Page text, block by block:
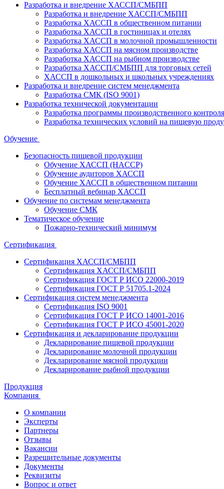
Разработка и внедрение ХАССП/СМБПП
Разработка и внедрение ХАССП/СМБПП
Разработка ХАССП в общественном питании
Разработка ХАССП в гостиницах и отелях
Разработка ХАССП в молочной промышленности
Разработка ХАССП на мясном производстве
Разработка ХАССП на рыбном производстве
Разработка ХАССП/СМБПП для торговых сетей
ХАССП в дошкольных и школьных учреждениях
Разработка и внедрение систем менеджмента
Разработка СМК (ISO 9001)
Разработка технической документации
Разработка программы производственного
Разработка технических условий на пищевую
Обучение
Безопасность пищевой продукции
Обучение ХАССП (HACCP)
Обучение аудиторов ХАССП
Обучение ХАССП в общественном питании
Бесплатный вебинар ХАССП
Обучение по системам менеджмента
Обучение СМК
Тематическое обучение
Пожарно-технический минимум
Сертификация
Сертификация ХАССП/СМБПП
Сертификация ХАССП/СМБПП
Сертификация ГОСТ Р ИСО 22000-2019
Сертификация ГОСТ Р 51705.1-2024
Сертификация систем менеджмента
Сертификация ISO 9001
Сертификация ГОСТ Р ИСО 14001-2016
Сертификация ГОСТ Р ИСО 45001-2020
Сертификация и декларирование продукции
Декларирование пищевой продукции
Декларирование молочной продукции
Декларирование мясной продукции
Декларирование рыбной продукции
Продукция
Компания
О компании
Эксперты
Партнеры
Отзывы
Вакансии
Разрешительные документы
Документы
Реквизиты
Вопрос и ответ